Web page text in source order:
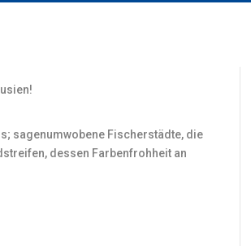
sagenumwobene Fischerstädte, die
dessen Farbenfrohheit an